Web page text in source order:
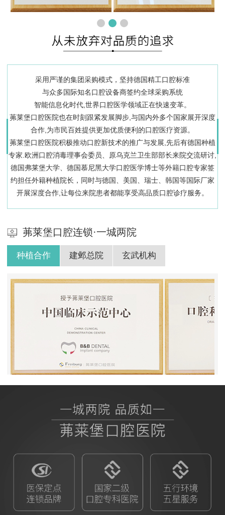
采用严谨的集团采购模式，坚持德国精工口腔标准
与众多国际知名口腔设备商签约全球采购系统
智能信息化时代,世界口腔医学领域正在快速变革。
茀莱堡口腔医院也在时刻跟紧发展脚步,与国内外多个国家展开深度
合作,为市民百姓提供更加优质便利的口腔医疗资源。
茀莱堡口腔医院积极推动口腔新技术的推广与发展,先后有德国种植
专家.欧洲口腔消毒理事会委员、原乌克兰卫生部部长来院交流研讨,
德国弗莱堡大学、德国慕尼黑大学口腔医学博士等外籍口腔专家签
约担任外籍种植院长，同时与德国、美国、瑞士、韩国等国际厂家
开展深度合作,让每位来院患者都能享受高品质口腔诊疗服务。
茀莱堡口腔连锁·一城两院
种植合作 建邺总院 玄武机构
BB授权茀莱堡口腔医院 ITI授